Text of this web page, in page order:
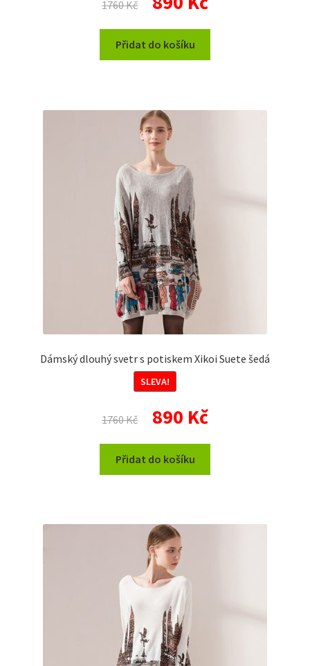
1760Kč cena
byla:
1760 Kč.
cena
je:
Přidat do košíku
Dámský dlouhý svetr s potiskem Xikoi Suete šedá
SLEVA!
1760Kč
Původní
cena
byla:
1760 Kč.
890 KčAktuální
cena
je:
Přidat do košíku